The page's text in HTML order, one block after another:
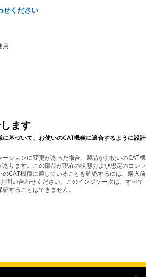
せください
用
ます
に基づいて、お使いのCAT機種に適合するように設計
ーションに変更があった場合、製品がお使いのCAT機
ります。この部品が現在の状態および想定のコンフ
のCAT機種に適していることを確認するには、購入前
問い合わせください。このインジケータは、すべて
することはできません。